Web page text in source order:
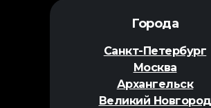
Города
Санкт-Петербург
Москва
Архангельск
Великий Новгород